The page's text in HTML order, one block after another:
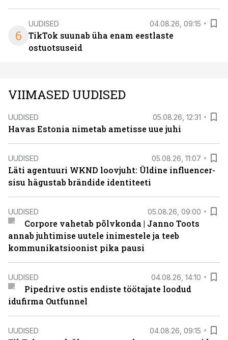
6
UUDISED 04.08.26, 09:15
TikTok suunab üha enam eestlaste
ostuotsuseid
VIIMASED UUDISED
UUDISED 05.08.26, 12:31
Havas Estonia nimetab ametisse uue juhi
UUDISED 05.08.26, 11:07
Läti agentuuri WKND loovjuht: Üldine influencer-
sisu hägustab brändide identiteeti
UUDISED 05.08.26, 09:00
Corpore vahetab põlvkonda | Janno Toots
annab juhtimise uutele inimestele ja teeb
kommunikatsioonist pika pausi
UUDISED 04.08.26, 14:10
Pipedrive ostis endiste töötajate loodud
idufirma Outfunnel
UUDISED 04.08.26, 09:15